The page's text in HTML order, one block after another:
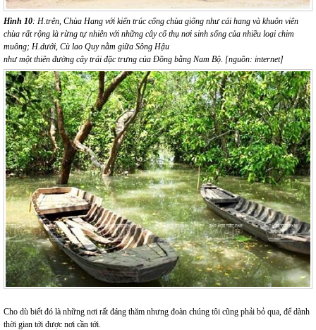
Hình 10: H.trên, Chùa Hang với kiến trúc cổng chùa giống như cái hang và khuôn viên
chùa rất rộng là rừng tự nhiên với những cây cổ thụ nơi sinh sống của nhiều loại chim
muông; H.dưới, Cù lao Quy nằm giữa Sông Hậu
như một thiên đường cây trái đặc trưng của Đồng bằng Nam Bộ. [nguồn: internet]
Cho dù biết đó là những nơi rất đáng thăm nhưng đoàn chúng tôi cũng phải bỏ qua, để dành
thời gian tới được nơi cần tới.